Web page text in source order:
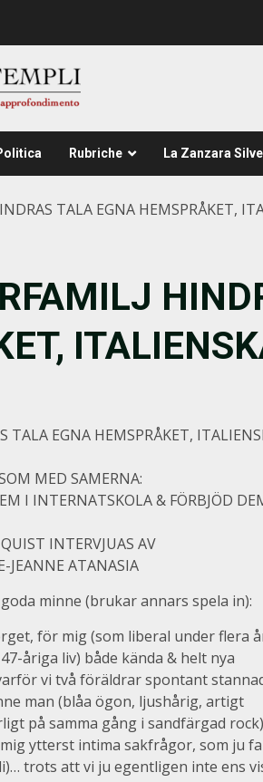
Rubriche La Zanzara
TALA EGNA HEMSPRÅKET,
TALA EGNA HEMSPRÅKET,
MED SAMERNA:
I INTERNATSKOLA & FÖRBJÖD
INTERVJUAS AV
JEANNE ATANASIA
minne (brukar annars spela in):
för mig (som liberal under flera
åriga liv) både kända & helt nya
vi två föräldrar spontant
man (blåa ögon, ljushårig, artigt
på samma gång i sandfärgad rock)
ytterst intima sakfrågor, som ju
trots att vi ju egentligen inte ens